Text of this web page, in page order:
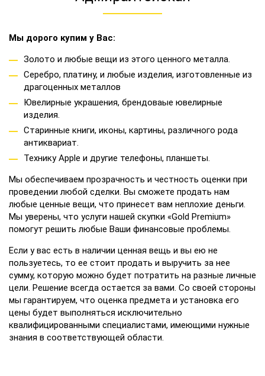
Мы дорого купим у Вас:
Золото и любые вещи из этого ценного металла.
Серебро, платину, и любые изделия, изготовленные из
драгоценных металлов
Ювелирные украшения, брендоваые ювелирные
изделия.
Старинные книги, иконы, картины, различного рода
антиквариат.
Технику Apple и другие телефоны, планшеты.
Мы обеспечиваем прозрачность и честность оценки при
проведении любой сделки. Вы сможете продать нам
любые ценные вещи, что принесет вам неплохие деньги.
Мы уверены, что услуги нашей скупки «Gold Premium»
помогут решить любые Ваши финансовые проблемы.
Если у вас есть в наличии ценная вещь и вы ею не
пользуетесь, то ее стоит продать и выручить за нее
сумму, которую можно будет потратить на разные личные
цели. Решение всегда остается за вами. Со своей стороны
мы гарантируем, что оценка предмета и установка его
цены будет выполняться исключительно
квалифицированными специалистами, имеющими нужные
знания в соответствующей области.